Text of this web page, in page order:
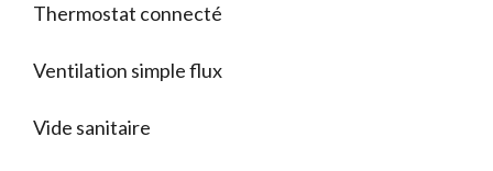
Thermostat connecté
Ventilation simple flux
Vide sanitaire